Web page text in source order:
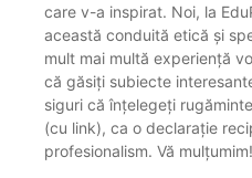
care v-a inspirat. Noi, la
această conduită etică și
mult mai multă experiență
că găsiți subiecte
siguri că înțelegeți
(cu link), ca o declarație
profesionalism. Vă mulțumim!